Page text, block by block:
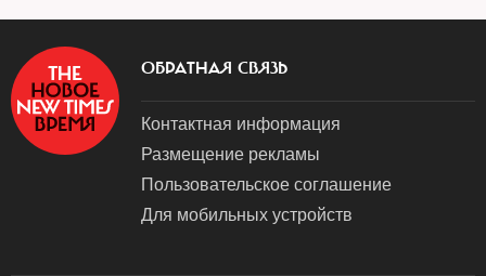
ОБРАТНАЯ СВЯЗЬ
Контактная информация
Размещение рекламы
Пользовательское соглашение
Для мобильных устройств